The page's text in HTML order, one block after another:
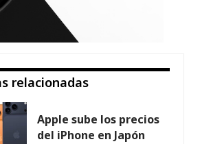
relacionadas
Apple sube los precios
del iPhone en Japón